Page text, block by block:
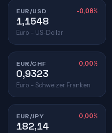
EUR/USD -0,08%
1,1548
Euro – US-Dollar
EUR/CHF 0,00%
0,9323
Euro – Schweizer Franken
EUR/JPY 0,00%
182,14